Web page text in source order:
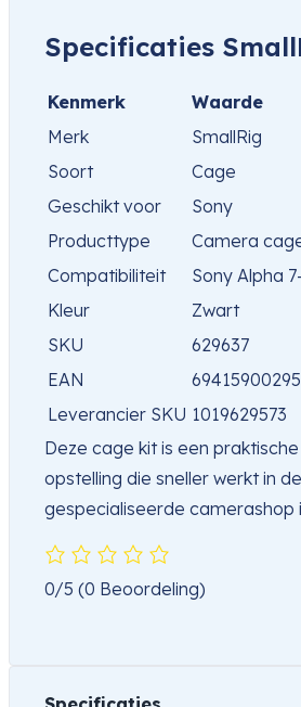
Specificaties
Kenmerk
Waarde
Merk
SmallRig
Soort
Cage
Geschikt voor
Sony
Producttype
Camera
Compatibiliteit
Sony Alpha
Kleur
Zwart
SKU
629637
EAN
Leverancier SKU 1019629573
Deze cage kit is een
opstelling die sneller werkt in
gespecialiseerde camerashop
0/5 (0 Beoordeling)